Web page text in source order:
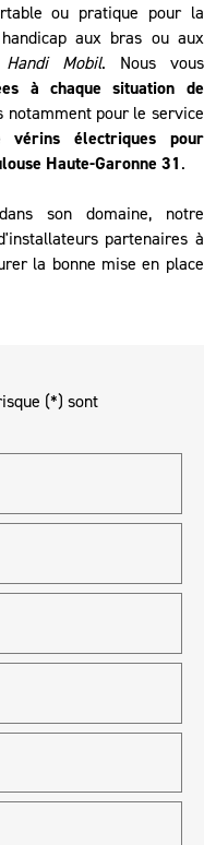
ou pratique pour la
aux bras ou aux
Handi Mobil. Nous vous
à chaque situation de
notamment pour le service
électriques pour
Haute-Garonne 31.
son domaine, notre
partenaires à
la bonne mise en place
(*) sont